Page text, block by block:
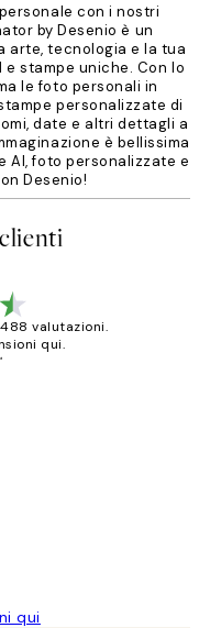
con i nostri
by Desenio è un
arte, tecnologia e la tua
stampe uniche. Con lo
le foto personali in
personalizzate di
date e altri dettagli a
è bellissima
AI, foto personalizzate e
Desenio!
valutazioni.
qui.
qui